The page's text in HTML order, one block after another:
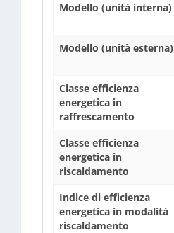
Modello (unità interna)
Modello (unità esterna)
Classe efficienza
energetica in
raffrescamento
Classe efficienza
energetica in
riscaldamento
Indice di efficienza
energetica in modalità
riscaldamento